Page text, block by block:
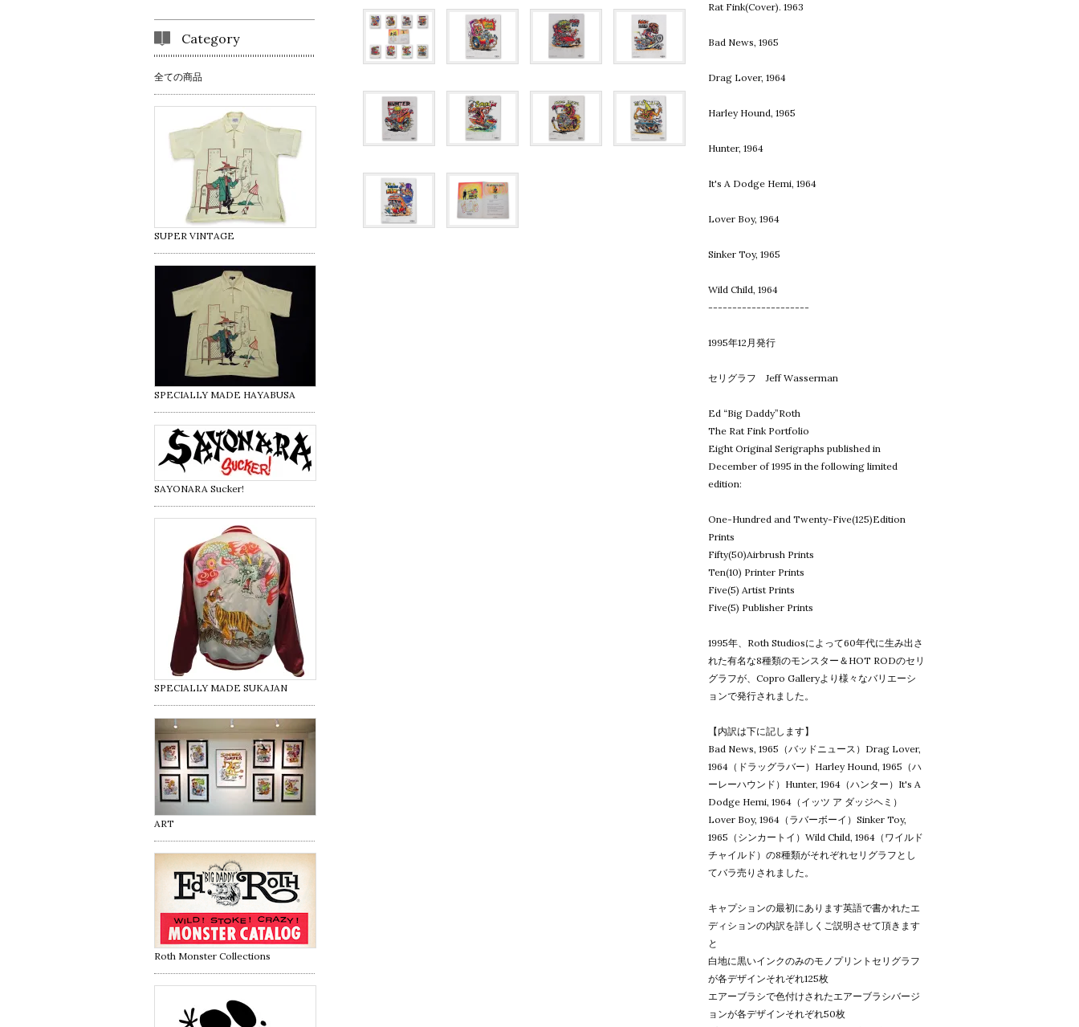
Rat Fink(Cover). 1963
Bad News, 1965
Drag Lover, 1964
Harley Hound, 1965
Hunter, 1964
It's A Dodge Hemi, 1964
Lover Boy, 1964
Sinker Toy, 1965
Wild Child, 1964
---------------------
1995年12月発行
セリグラフ Jeff Wasserman
Ed “Big Daddy”Roth
The Rat Fink Portfolio
Eight Original Serigraphs published in
December of 1995 in the following limited
edition:
One-Hundred and Twenty-Five(125)Edition
Prints
Fifty(50)Airbrush Prints
Ten(10) Printer Prints
Five(5) Artist Prints
Five(5) Publisher Prints
1995年、Roth Studiosによって60年代に生み出さ
れた有名な8種類のモンスター＆HOT RODのセリ
グラフが、Copro Galleryより様々なバリエーシ
ョンで発行されました。
【内訳は下に記します】
Bad News, 1965（バッドニュース）Drag Lover,
1964（ドラッグラバー）Harley Hound, 1965（ハ
ーレーハウンド）Hunter, 1964（ハンター）It's A
Dodge Hemi, 1964（イッツ ア ダッジヘミ）
Lover Boy, 1964（ラバーボーイ）Sinker Toy,
1965（シンカートイ）Wild Child, 1964（ワイルド
チャイルド）の8種類がそれぞれセリグラフとし
てバラ売りされました。
キャプションの最初にあります英語で書かれたエ
ディションの内訳を詳しくご説明させて頂きます
と
白地に黒いインクのみのモノプリントセリグラフ
が各デザインそれぞれ125枚
エアーブラシで色付けされたエアーブラシバージ
ョンが各デザインそれぞれ50枚
Category
全ての商品
SUPER VINTAGE
SPECIALLY MADE HAYABUSA
SAYONARA Sucker!
SPECIALLY MADE SUKAJAN
ART
Roth Monster Collections